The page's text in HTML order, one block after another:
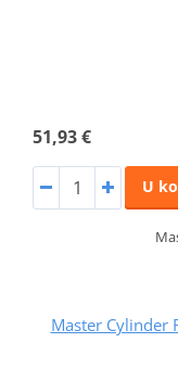
51,93 €
U
Master Cylinder